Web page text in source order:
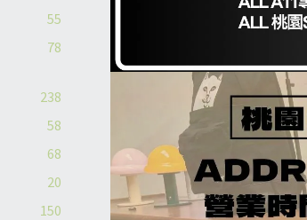
55
78
238
58
68
20
150